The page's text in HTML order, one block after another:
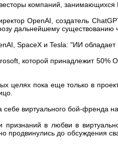
компаний,
OpenAI, создатель
дальнейшему существованию
SpaceX и Tesla: "ИИ
которой принадлежит
целях пока еще только в
себе виртуального бой-френда
признаний в любви в
продвинулись до обсуждения